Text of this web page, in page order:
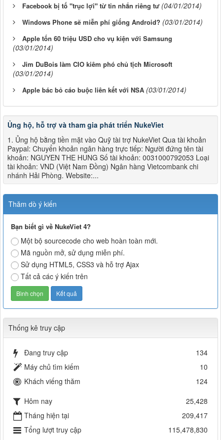
Facebook bị tố "trục lợi" từ tin nhắn riêng tư (04/01/2014)
Windows Phone sẽ miễn phí giống Android? (03/01/2014)
Apple tốn 60 triệu USD cho vụ kiện với Samsung
(03/01/2014)
Jim DuBois làm CIO kiêm phó chủ tịch Microsoft
(03/01/2014)
Apple bác bỏ cáo buộc liên kết với NSA (03/01/2014)
Ủng hộ, hỗ trợ và tham gia phát triển NukeViet
1. Ủng hộ bằng tiền mặt vào Quỹ tài trợ NukeViet Qua tài khoản
Paypal: Chuyển khoản ngân hàng trực tiếp: Người đứng tên tài
khoản: NGUYEN THE HUNG Số tài khoản: 0031000792053 Loại
tài khoản: VND (Việt Nam Đồng) Ngân hàng Vietcombank chi
nhánh Hải Phòng. Website:...
Thăm dò ý kiến
Bạn biết gì về NukeViet 4?
Một bộ sourcecode cho web hoàn toàn mới.
Mã nguồn mở, sử dụng miễn phí.
Sử dụng HTML5, CSS3 và hỗ trợ Ajax
Tất cả các ý kiến trên
Thống kê truy cập
Đang truy cập
134
Máy chủ tìm kiếm
10
Khách viếng thăm
124
Hôm nay
25,428
Tháng hiện tại
209,417
Tổng lượt truy cập
115,478,830